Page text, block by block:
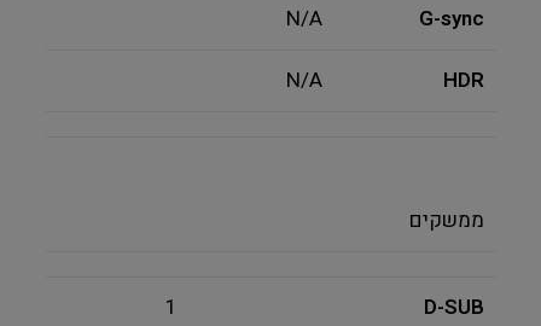
G-sync
N/A
HDR
N/A
ממשקים
D-SUB
1